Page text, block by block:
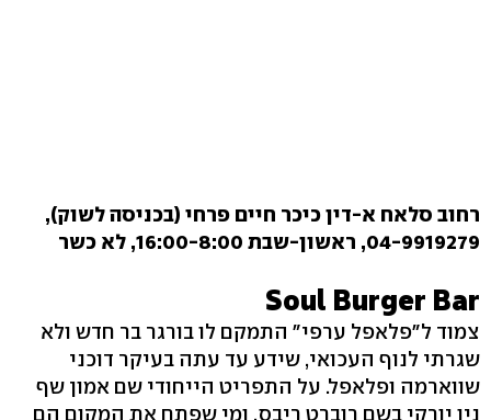
רחוב סלאח א-דין כיכר חיים פרחי (בכניסה לשוק),
04-9919279, ראשון-שבת 16:00-8:00, לא כשר
Soul Burger Bar
צמוד ל"פלאפל ערפי" התמקם לו בורגר בר חדש ולא
שגרתי לנוף העכואי, שידע עד עתה בעיקר דוכני
שווארמה ופלאפל. על התפריט הייחודי שם אמון שף
ניו יורקי בשם רוברט ריבס, ומי שפתח את המקום הם